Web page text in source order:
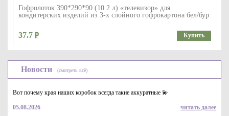
Гофролоток 390*290*90 (10.2 л) «телевизор» для
кондитерских изделий из 3-х слойного гофрокартона бел/бур
37.7 Купить
Новости (смотреть всё)
Вот почему края наших коробок всегда такие аккуратные 💫
05.08.2026
читать далее